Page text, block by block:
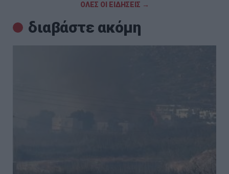
ΟΛΕΣ ΟΙ ΕΙΔΗΣΕΙΣ →
διαβάστε ακόμη